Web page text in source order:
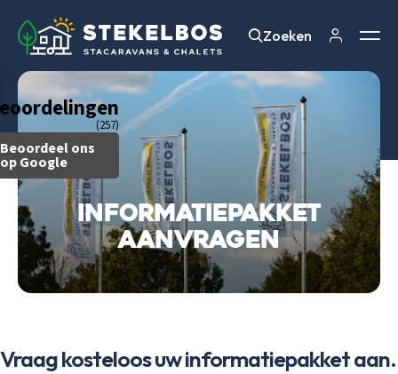
(257)
Beoordeel ons
op Google
Zoeken
Zoeken
Informatiepakket
aanvragen
Vraag kosteloos uw informatiepakket aan.